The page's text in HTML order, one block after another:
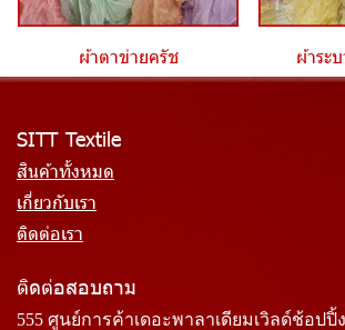
ผ้าตาข่ายครัช ผ้าระ
SITT Textile
สินค้าทั้งหมด
เกี่ยวกับเรา
ติดต่อเรา
ติดต่อสอบถาม
555 ศูนย์การค้าเดอะพาลาเดียมเวิลด์ช้อปปิ้